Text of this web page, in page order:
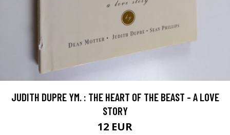
JUDITH DUPRE YM. : THE HEART OF THE BEAST - A LOVE
STORY
12 EUR